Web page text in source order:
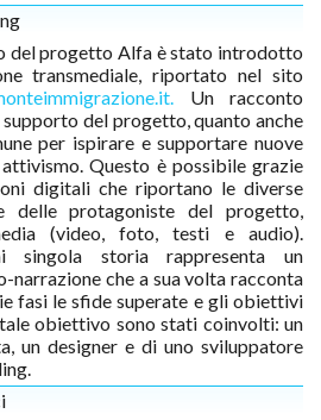
del progetto Alfa è stato introdotto
transmediale, riportato nel sito
Un racconto
del progetto, quanto anche
per ispirare e supportare nuove
Questo è possibile grazie
digitali che riportano le diverse
delle protagoniste del progetto,
(video, foto, testi e audio).
singola storia rappresenta un
narrazione che a sua volta racconta
fasi le sfide superate e gli obiettivi
obiettivo sono stati coinvolti: un
un designer e di uno sviluppatore